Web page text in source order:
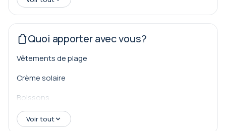
ayant une position stratégique pour le commerce
Quoi apporter avec vous?
Vêtements de plage
Crème solaire
Boissons
Voir tout